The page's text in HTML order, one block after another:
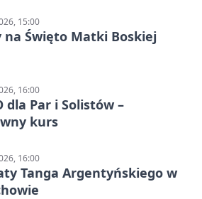
15:00
na Święto Matki Boskiej
16:00
dla Par i Solistów –
kurs
16:00
Tanga Argentyńskiego w